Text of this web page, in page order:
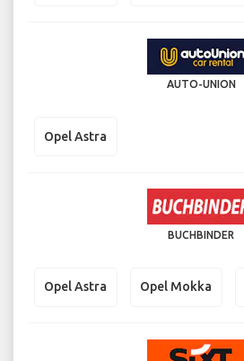
AUTO-UNION
Opel Astra
BUCHBINDER
Opel Astra Opel Mokka